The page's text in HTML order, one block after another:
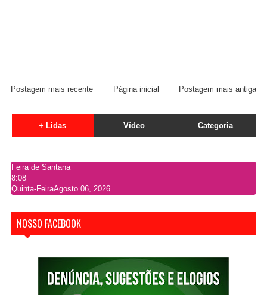
Postagem mais recente Postagem mais antiga
Página inicial
+ Lidas Vídeo Categoria
Feira de Santana
8:08
Quinta-FeiraAgosto 06, 2026
NOSSO FACEBOOK